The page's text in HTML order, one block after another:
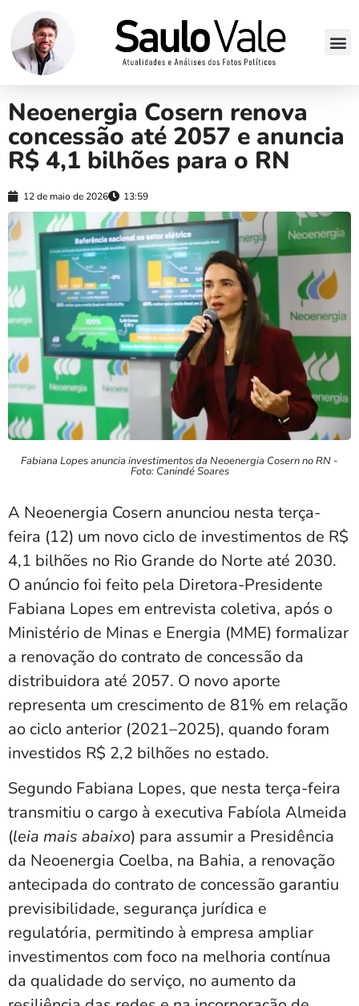
Neoenergia Cosern renova
concessão até 2057 e anuncia
R$ 4,1 bilhões para o RN
12 de maio de 2026 13:59
Fabiana Lopes anuncia investimentos da Neoenergia Cosern no RN -
Foto: Canindé Soares
A Neoenergia Cosern anunciou nesta terça-
feira (12) um novo ciclo de investimentos de R$
4,1 bilhões no Rio Grande do Norte até 2030.
O anúncio foi feito pela Diretora-Presidente
Fabiana Lopes em entrevista coletiva, após o
Ministério de Minas e Energia (MME) formalizar
a renovação do contrato de concessão da
distribuidora até 2057. O novo aporte
representa um crescimento de 81% em relação
ao ciclo anterior (2021–2025), quando foram
investidos R$ 2,2 bilhões no estado.
Segundo Fabiana Lopes, que nesta terça-feira
transmitiu o cargo à executiva Fabíola Almeida
(leia mais abaixo) para assumir a Presidência
da Neoenergia Coelba, na Bahia, a renovação
antecipada do contrato de concessão garantiu
previsibilidade, segurança jurídica e
regulatória, permitindo à empresa ampliar
investimentos com foco na melhoria contínua
da qualidade do serviço, no aumento da